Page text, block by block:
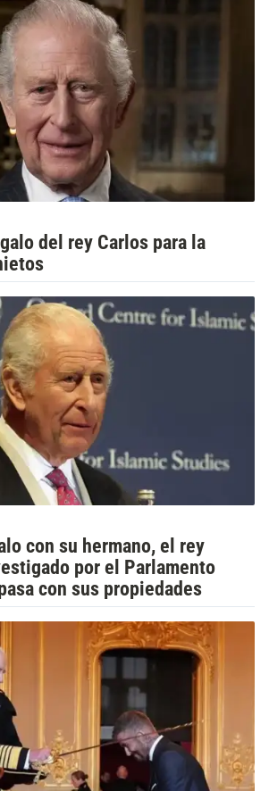
del rey Carlos para la
con su hermano, el rey
por el Parlamento
con sus propiedades